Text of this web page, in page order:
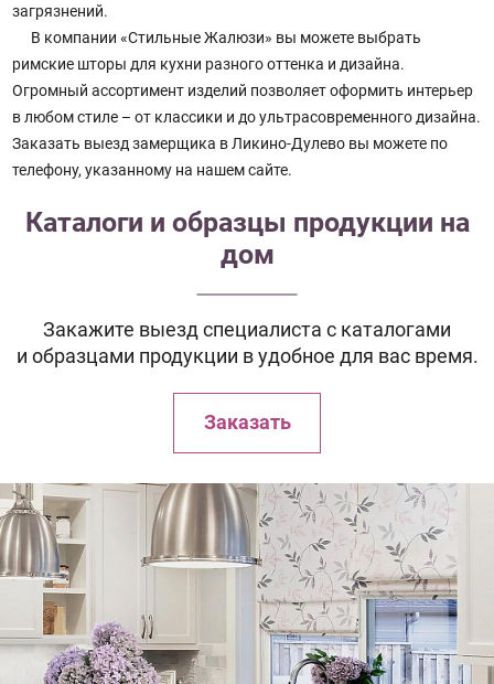
загрязнений.
В компании «Стильные Жалюзи» вы можете выбрать
римские шторы для кухни разного оттенка и дизайна.
Огромный ассортимент изделий позволяет оформить интерьер
в любом стиле – от классики и до ультрасовременного дизайна.
Заказать выезд замерщика в Ликино-Дулево вы можете по
телефону, указанному на нашем сайте.
Каталоги и образцы продукции на
дом
Закажите выезд специалиста с каталогами
и образцами продукции в удобное для вас время.
Заказать